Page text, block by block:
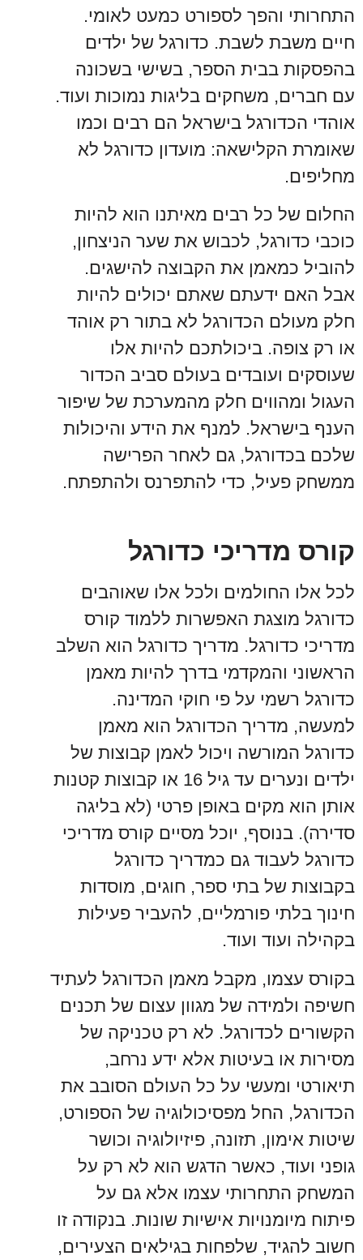
התחרותי והפך לספורט כמעט לאומי.
חיים משבת לשבת. כדורגל של ילדים
בהפסקות בבית הספר, בשישי בשכונה
עם חברים, משחקים בליגות נמוכות ועוד.
אוהדי הכדורגל בישראל הם רבים וכמו
שאומרת הקלישאה: מועדון כדורגל לא
מחליפים.
החלום של כל רבים מאיתנו הוא להיות
כוכבי כדורגל, לכבוש את שער הניצחון,
להוביל כמאמן את הקבוצה להישגים.
אבל האם ידעתם שאתם יכולים להיות
חלק מעולם הכדורגל לא בתור רק אוהד
או רק צופה. ביכולתכם להיות אלו
שעוסקים ועובדים בעולם סביב הכדור
העגול ומהווים חלק מהמערכת של שיפור
הענף בישראל. למנף את הידע והיכולות
שלכם בכדורגל, גם לאחר הפרישה
ממשחק פעיל, כדי להתפרנס ולהתפתח.
קורס מדריכי כדורגל
לכל אלו החולמים ולכל אלו שאוהבים
כדורגל מוצגת האפשרות ללמוד קורס
מדריכי כדורגל. מדריך כדורגל הוא השלב
הראשוני והמקדמי בדרך להיות מאמן
כדורגל רשמי על פי חוקי המדינה.
למעשה, מדריך הכדורגל הוא מאמן
כדורגל המורשה ויכול לאמן קבוצות של
ילדים ונערים עד גיל 16 או קבוצות קטנות
אותן הוא מקים באופן פרטי (לא בליגה
סדירה). בנוסף, יוכל מסיים קורס מדריכי
כדורגל לעבוד גם כמדריך כדורגל
בקבוצות של בתי ספר, חוגים, מוסדות
חינוך בלתי פורמליים, להעביר פעילות
בקהילה ועוד ועוד.
בקורס עצמו, מקבל מאמן הכדורגל לעתיד
חשיפה ולמידה של מגוון עצום של תכנים
הקשורים לכדורגל. לא רק טכניקה של
מסירות או בעיטות אלא ידע נרחב,
תיאורטי ומעשי על כל העולם הסובב את
הכדורגל, החל מפסיכולוגיה של הספורט,
שיטות אימון, תזונה, פיזיולוגיה וכושר
גופני ועוד, כאשר הדגש הוא לא רק על
המשחק התחרותי עצמו אלא גם על
פיתוח מיומנויות אישיות שונות. בנקודה זו
חשוב להגיד, שלפחות בגילאים הצעירים,